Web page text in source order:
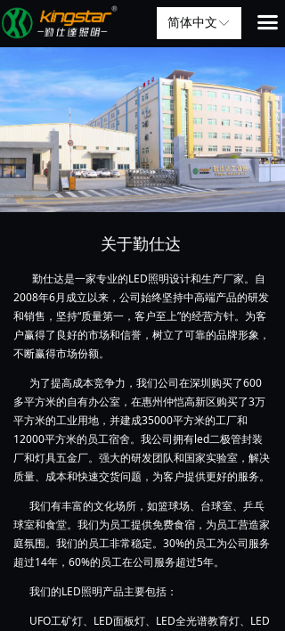
ꀅ
简体中文 끀
关于勤仕达
勤仕达是一家专业的LED照明设计和生产厂家。自
2008年6月成立以来，公司始终坚持中高端产品的研发
和销售，坚持“质量第一，客户至上”的经营方针。为客
户赢得了良好的市场和信誉，树立了可靠的品牌形象，
不断赢得市场份额。
为了提高成本竞争力，我们公司在深圳购买了600
多平方米的自有办公室，在惠州仲恺高新区购买了3万
平方米的工业用地，并建成35000平方米的工厂和
12000平方米的员工宿舍。我公司拥有led二极管封装
厂和灯具五金厂。强大的研发团队和国家实验室，解决
质量、成本和快速交货问题，为客户提供更好的服务。
我们有丰富的文化场所，如篮球场、台球室、乒乓
球室和食堂。我们为员工提供免费食宿，为员工营造家
庭氛围。我们的员工非常稳定。30%的员工为公司服务
超过14年，60%的员工在公司服务超过5年。
我们的LED照明产品主要包括：
UFO工矿灯、LED面板灯、LED全光谱教育灯、LED